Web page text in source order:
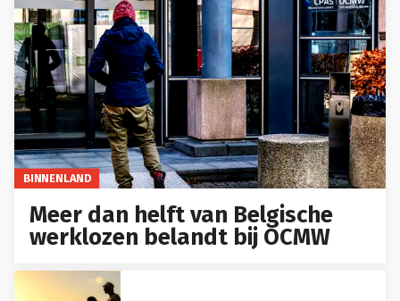
BINNENLAND
Meer dan helft van Belgische
werklozen belandt bij OCMW